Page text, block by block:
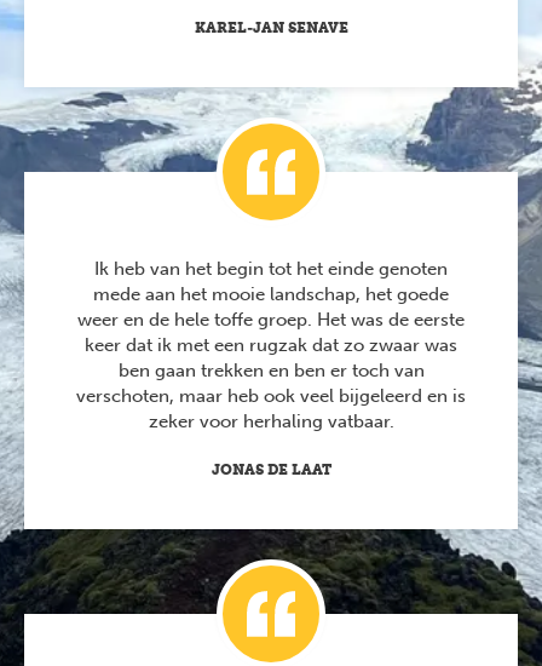
KAREL-JAN SENAVE
Ik heb van het begin tot het einde genoten
mede aan het mooie landschap, het goede
weer en de hele toffe groep. Het was de eerste
keer dat ik met een rugzak dat zo zwaar was
ben gaan trekken en ben er toch van
verschoten, maar heb ook veel bijgeleerd en is
zeker voor herhaling vatbaar.
JONAS DE LAAT